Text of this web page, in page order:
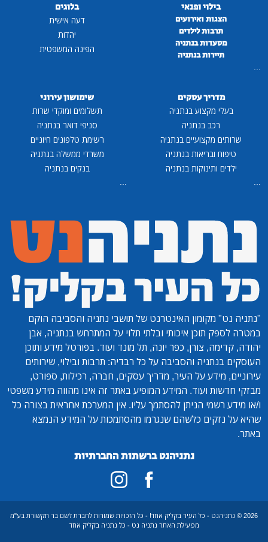
בילוי ופנאי
הצגות ואירועים
תרבות לילדים
מסעדות בנתניה
תיירות בנתניה
...
בלוגים
דעה אישית
יהדות
הפינה המשפטית
מדריך עסקים
בעלי מקצוע בנתניה
רכב בנתניה
שרותים מקצועיים בנתניה
טיפוח ובריאות בנתניה
ילדים ותינוקות בנתניה
...
שימושון עירוני
תשלומים ומוקדי שרות
סניפי דואר בנתניה
רשימת טלפונים חיוניים
משרדי ממשלה בנתניה
בנקים בנתניה
...
"נתניה נט" מקומון האינטרנט של תושבי נתניה והסביבה הוקם
במטרה לספק תוכן איכותי ובלתי תלוי על המתרחש בנתניה, אבן
יהודה, קדימה, צורן, כפר יונה, תל מונד ועוד. בפורטל מידע ותוכן
העוסקים בנתניה והסביבה על כל רבדיה: תרבות ובילוי, שירותים
עירוניים, מידע על העיר, מדריך עסקים, חברה, רכילות, ספורט,
מבזקי חדשות ועוד. המידע המופיע באתר זה אינו מהווה מידע משפטי
ו/או מידע רשמי הניתן להסתמך עליו. אין המערכת אחראית בצורה כל
שהיא על נזקים כלשהם שנגרמו מהסתמכות על המידע הנמצא
באתר.
נתניהנט ברשתות החברתיות
2026 © נתניהנט - כל העיר בקליק אחד! - כל הזכויות שמורות לחברת לשם בר תקשורת בע"מ
מפעילת האתר נתניה נט - כל נתניה בקליק אחד